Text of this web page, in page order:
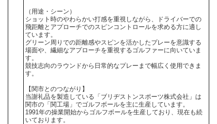
（用途・シーン）
ショット時のやわらかい打感を重視しながら、ドライバーでの
飛距離とアプローチでのスピンコントロールを求める方に適し
ています。
グリーン周りでの距離感やスピンを活かしたプレーを意識する
場面や、繊細なアプローチを重視するゴルファーに向いていま
す。
競技志向のラウンドから日常的なプレーまで幅広く使用できま
す。
【関市とのつながり】
当謝礼品を製造している「ブリヂストンスポーツ株式会社」は
関市の「関工場」でゴルフボールを主に生産しています。
1991年の操業開始からゴルフボールを生産しており、現在も続
いております。